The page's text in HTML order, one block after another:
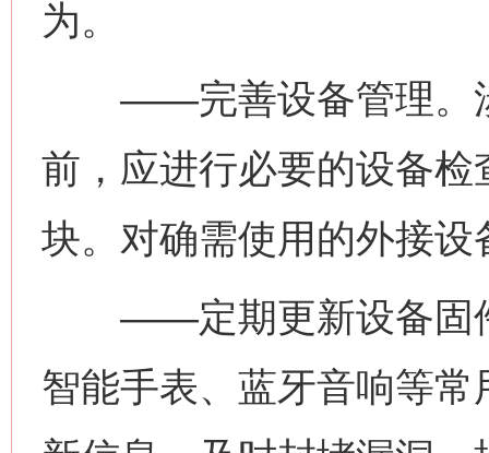
为。
——完善设备管理。涉
前，应进行必要的设备
块。对确需使用的外接
——定期更新设备固件
智能手表、蓝牙音响等